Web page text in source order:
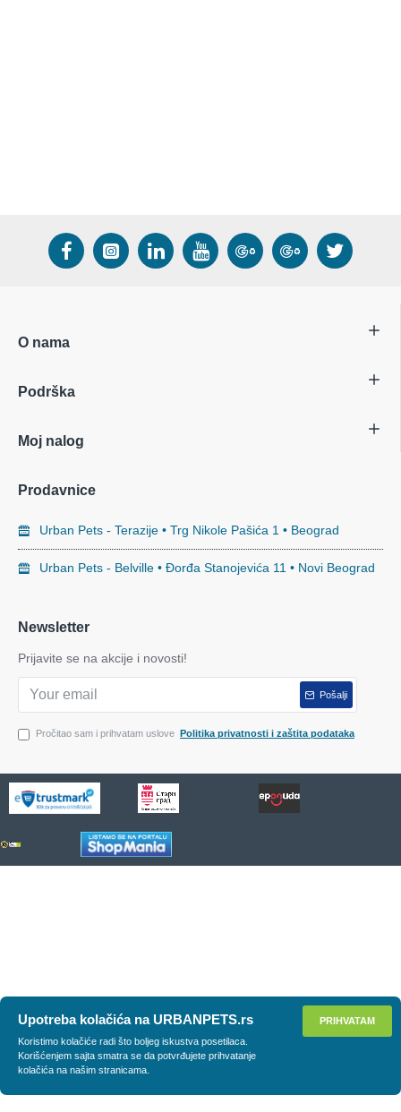
O nama
Podrška
Moj nalog
Prodavnice
Urban Pets - Terazije • Trg Nikole Pašića 1 • Beograd
Urban Pets - Belville • Đorđa Stanojevića 11 • Novi Beograd
Newsletter
Prijavite se na akcije i novosti!
Pošalji
Pročitao sam i prihvatam uslove Politika privatnosti i zaštita podataka
PRIHVATAM
Upotreba kolačića na URBANPETS.rs
Koristimo kolačiće radi što boljeg iskustva posetilaca.
Korišćenjem sajta smatra se da potvrđujete prihvatanje
kolačića na našim stranicama.